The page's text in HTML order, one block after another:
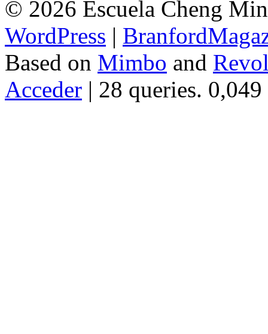
© 2026 Escuela Cheng
WordPress |
Based on Mimbo and
Acceder | 28 queries. 0,049